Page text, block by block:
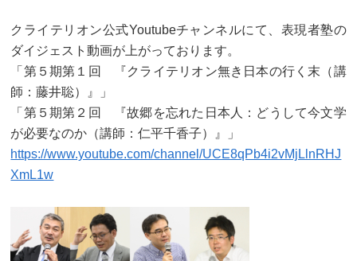
クライテリオン公式Youtubeチャンネルにて、表現者塾の
ダイジェスト動画が上がっております。
「第５期第１回 『クライテリオン無き日本の行く末（講
師：藤井聡）』」
「第５期第２回 『故郷を忘れた日本人：どうして今文学
が必要なのか（講師：仁平千香子）』」
https://www.youtube.com/channel/UCE8qPb4i2vMjLlnRHJ
XmL1w